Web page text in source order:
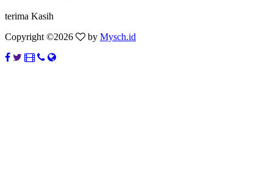
terima Kasih
Copyright ©2026 by Mysch.id